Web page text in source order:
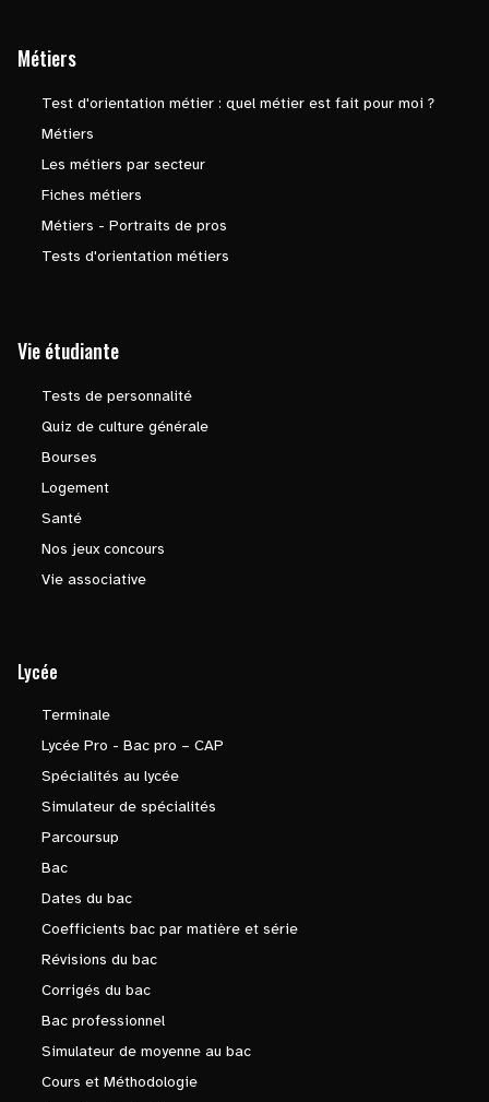
Métiers
Test d'orientation métier : quel métier est fait pour moi ?
Métiers
Les métiers par secteur
Fiches métiers
Métiers - Portraits de pros
Tests d'orientation métiers
Vie étudiante
Tests de personnalité
Quiz de culture générale
Bourses
Logement
Santé
Nos jeux concours
Vie associative
Lycée
Terminale
Lycée Pro - Bac pro – CAP
Spécialités au lycée
Simulateur de spécialités
Parcoursup
Bac
Dates du bac
Coefficients bac par matière et série
Révisions du bac
Corrigés du bac
Bac professionnel
Simulateur de moyenne au bac
Cours et Méthodologie